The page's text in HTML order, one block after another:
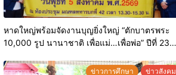
หาดใหญ่พร้อมจัดงานบุญยิ่งใหญ่ “ตักบาตรพระ
10,000 รูป นานาชาติ เพื่อแม่…เพื่อพ่อ” ปีที่ 23
ประเพณีแห่งศรัทธา
ข่าวการศึกษา ข่าวสังคม